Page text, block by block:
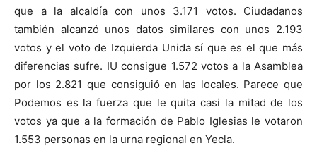
que a la alcaldía con unos 3.171 votos. Ciudadanos
también alcanzó unos datos similares con unos 2.193
votos y el voto de Izquierda Unida sí que es el que más
diferencias sufre. IU consigue 1.572 votos a la Asamblea
por los 2.821 que consiguió en las locales. Parece que
Podemos es la fuerza que le quita casi la mitad de los
votos ya que a la formación de Pablo Iglesias le votaron
1.553 personas en la urna regional en Yecla.